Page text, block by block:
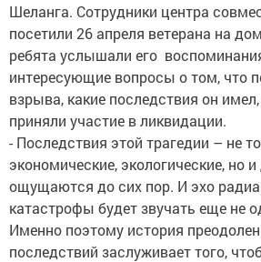
Шеланга. Сотрудники центра
посетили 26 апреля ветерана на
ребята услышали его
интересующие вопросы о том, что
взрыва, какие последствия он
приняли участие в ликвидации.
- Последствия этой трагедии – не
экономические, экологические, но
ощущаются до сих пор. И эхо
катастрофы будет звучать еще не
Именно поэтому история
последствий заслуживает того,